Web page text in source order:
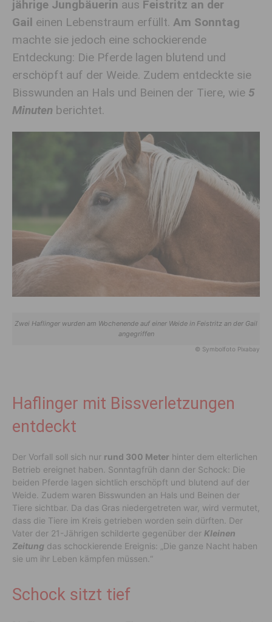
jährige Jungbäuerin aus Feistritz an der
Gail einen Lebenstraum erfüllt. Am Sonntag
machte sie jedoch eine schockierende
Entdeckung: Die Pferde lagen blutend und
erschöpft auf der Weide. Zudem entdeckte sie
Bisswunden an Hals und Beinen der Tiere, wie 5
Minuten berichtet.
Zwei Haflinger wurden am Wochenende auf einer Weide in Feistritz an der Gail
angegriffen
© Symbolfoto Pixabay
Haflinger mit Bissverletzungen
entdeckt
Der Vorfall soll sich nur rund 300 Meter hinter dem elterlichen
Betrieb ereignet haben. Sonntagfrüh dann der Schock: Die
beiden Pferde lagen sichtlich erschöpft und blutend auf der
Weide. Zudem waren Bisswunden an Hals und Beinen der
Tiere sichtbar. Da das Gras niedergetreten war, wird vermutet,
dass die Tiere im Kreis getrieben worden sein dürften. Der
Vater der 21-Jährigen schilderte gegenüber der Kleinen
Zeitung das schockierende Ereignis: „Die ganze Nacht haben
sie um ihr Leben kämpfen müssen.“
Schock sitzt tief